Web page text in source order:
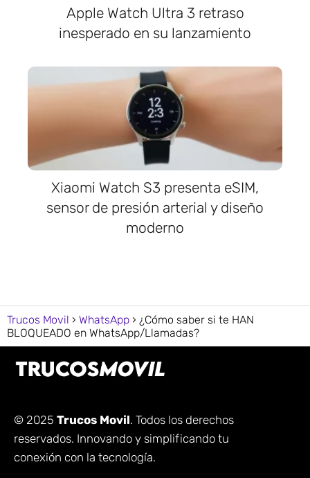
Apple Watch Ultra 3 retraso
inesperado en su lanzamiento
Xiaomi Watch S3 presenta eSIM,
sensor de presión arterial y diseño
moderno
Trucos Movil WhatsApp
¿Cómo saber si te HAN
BLOQUEADO en WhatsApp/Llamadas?
© 2025 Trucos Movil. Todos los derechos
reservados. Innovando y simplificando tu
conexión con la tecnología.